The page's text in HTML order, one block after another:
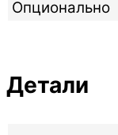
Опционально
Детали